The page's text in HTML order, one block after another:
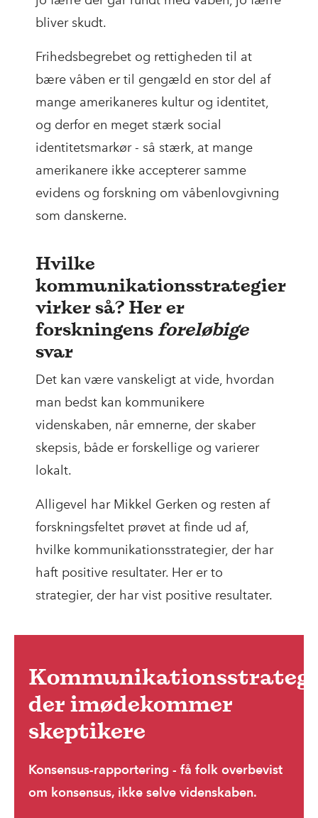
bliver skudt.
Frihedsbegrebet og rettigheden til at
bære våben er til gengæld en stor del af
mange amerikaneres kultur og identitet,
og derfor en meget stærk social
identitetsmarkør - så stærk, at mange
amerikanere ikke accepterer samme
evidens og forskning om våbenlovgivning
som danskerne.
Hvilke
kommunikationsstrategier
virker så? Her er
forskningensforeløbige
svar
Det kan være vanskeligt at vide, hvordan
man bedst kan kommunikere
videnskaben, når emnerne, der skaber
skepsis, både er forskellige og varierer
lokalt.
Alligevel har Mikkel Gerken og resten af
forskningsfeltet prøvet at finde ud af,
hvilke kommunikationsstrategier, der har
haft positive resultater. Her er to
strategier, der har vist positive resultater.
der imødekommer
skeptikere
Konsensus-rapportering - få folk overbevist
om konsensus, ikke selve videnskaben.